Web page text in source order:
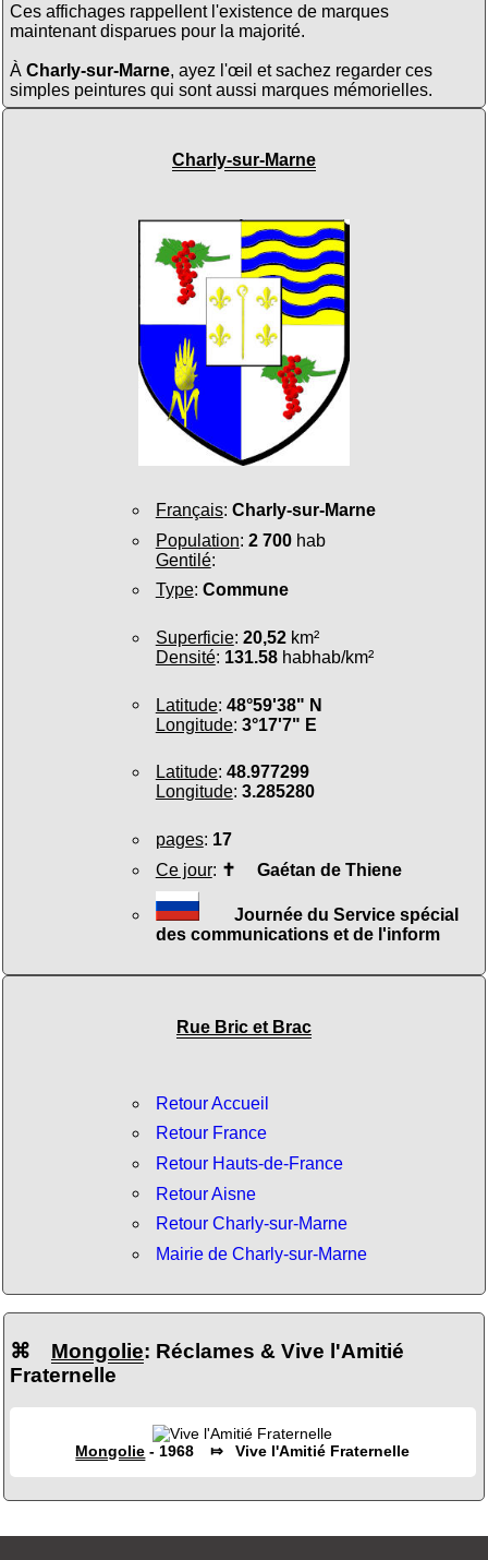
Ces affichages rappellent l'existence de marques
maintenant disparues pour la majorité.
À Charly-sur-Marne, ayez l'œil et sachez regarder ces
simples peintures qui sont aussi marques mémorielles.
Charly-sur-Marne
Français: Charly-sur-Marne
Population: 2 700hab
Gentilé:
Type: Commune
Superficie: 20,52km²
Densité: 131.58habhab/km²
Latitude: 48°59'38" N
Longitude: 3°17'7" E
Latitude: 48.977299
Longitude: 3.285280
pages: 17
Ce jour: ✝ Gaétan de Thiene
Journée du Service spécial
des communications et de l'inform
Rue Bric et Brac
Retour Accueil
Retour France
Retour Hauts-de-France
Retour Aisne
Retour Charly-sur-Marne
Mairie de Charly-sur-Marne
⌘ Mongolie: Réclames & Vive l'Amitié
Fraternelle
Mongolie - 1968 ⤇ Vive l'Amitié Fraternelle